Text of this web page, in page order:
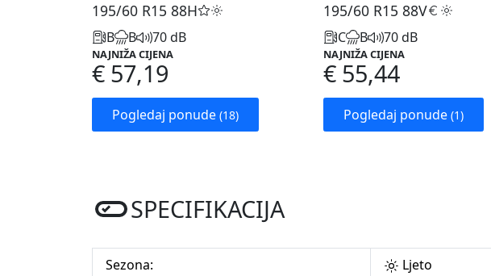
195/60 R15 88H
B B 70 dB
NAJNIŽA CIJENA
€ 57,19
Pogledaj ponude (18)
195/60 R15 88V
C B 70 dB
NAJNIŽA CIJENA
€ 55,44
Pogledaj ponude (1)
SPECIFIKACIJA
Sezona:
Ljeto